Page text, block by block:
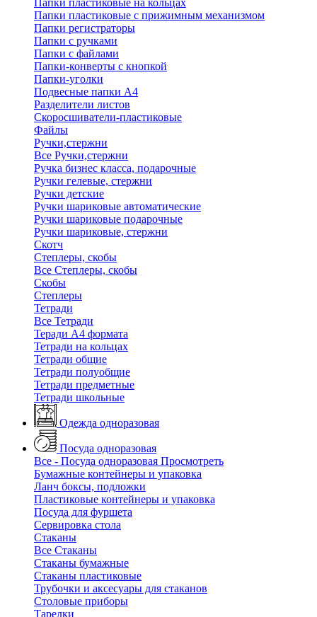
Папки пластиковые на кольцах
Папки пластиковые с прижимным механизмом
Папки регистраторы
Папки с ручками
Папки с файлами
Папки-конверты с кнопкой
Папки-уголки
Подвесные папки А4
Разделители листов
Скоросшиватели-пластиковые
Файлы
Ручки,стержни
Все Ручки,стержни
Ручка бизнес класса, подарочные
Ручки гелевые, стержни
Ручки детские
Ручки шариковые автоматические
Ручки шариковые подарочные
Ручки шариковые, стержни
Скотч
Степлеры, скобы
Все Степлеры, скобы
Скобы
Степлеры
Тетради
Все Тетради
Теради А4 формата
Тетради на кольцах
Тетради общие
Тетради полуобщие
Тетради предметные
Тетради школьные
Одежда одноразовая
Посуда одноразовая
Все - Посуда одноразовая Просмотреть
Бумажные контейнеры и упаковка
Ланч боксы, подложки
Пластиковые контейнеры и упаковка
Посуда для фуршета
Сервировка стола
Стаканы
Все Стаканы
Стаканы бумажные
Стаканы пластиковые
Трубочки и аксесуары для стаканов
Столовые приборы
Тарелки